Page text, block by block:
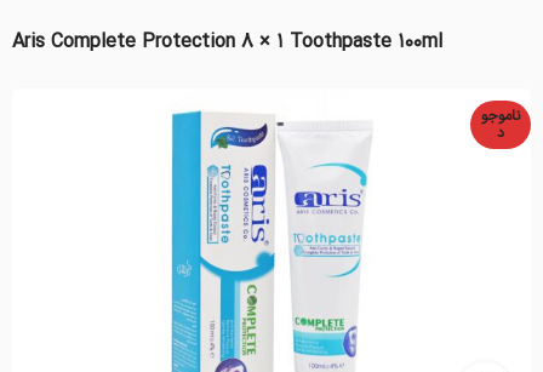
Aris Complete Protection 8 × 1 Toothpaste 100ml
ناموجو
د